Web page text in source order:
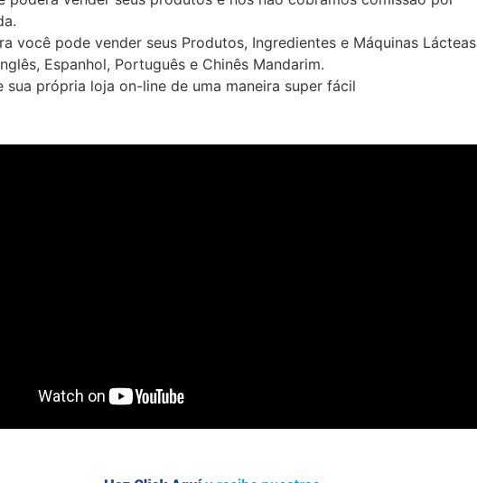
você pode vender seus Produtos, Ingredientes e Máquinas Lácteas
Espanhol, Português e Chinês Mandarim.
sua própria loja on-line de uma maneira super fácil